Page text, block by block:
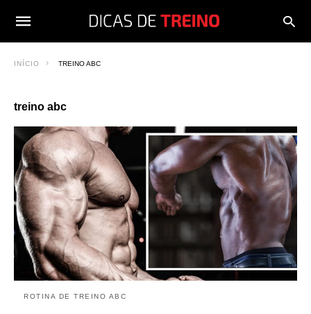
INÍCIO TREINO ABC
treino abc
ROTINA DE TREINO ABC